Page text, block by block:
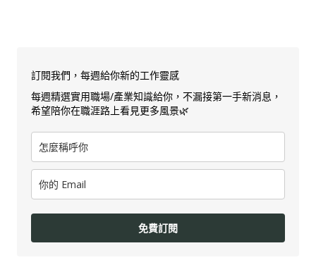
訂閱我們，每週給你新的工作靈感
每週精選實用職場/產業知識給你，不漏接第一手新消息，
希望陪你在職涯路上看見更多風景🌿
免費訂閱